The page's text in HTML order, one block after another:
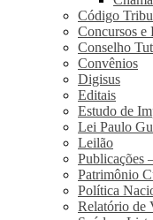
Código
Concursos e
Conselho
Convênios
Digisus
Editais
Estudo de
Lei Paulo
Leilão
Publicações
Patrimônio
Política
Relatório de